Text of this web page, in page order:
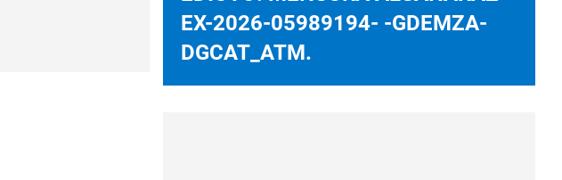
EX-2026-05989194- -GDEMZA-
DGCAT_ATM.